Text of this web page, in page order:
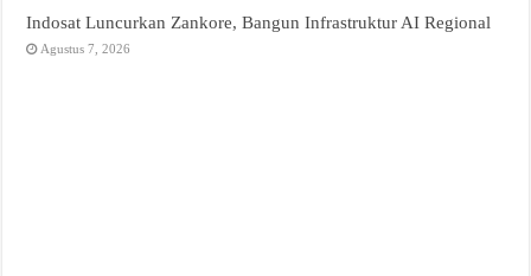
Indosat Luncurkan Zankore, Bangun Infrastruktur AI Regional
Agustus 7, 2026